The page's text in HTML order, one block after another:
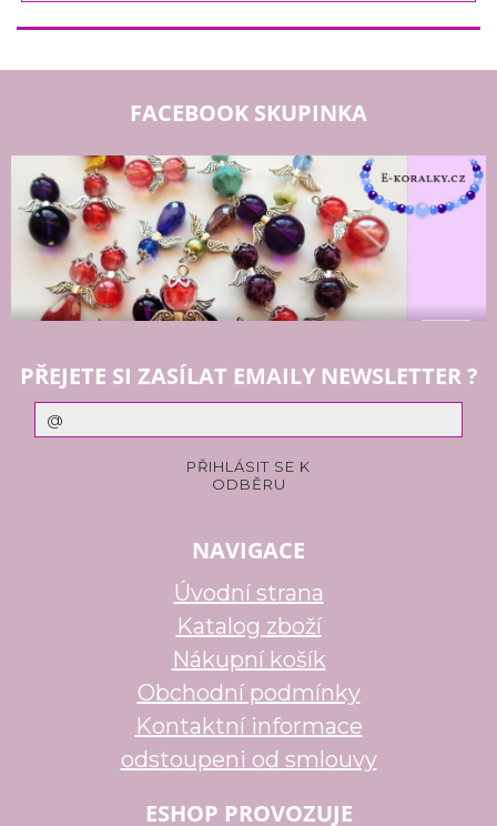
FACEBOOK SKUPINKA
PŘEJETE SI ZASÍLAT EMAILY NEWSLETTER ?
NAVIGACE
Úvodní strana
Katalog zboží
Nákupní košík
Obchodní podmínky
Kontaktní informace
odstoupeni od smlouvy
ESHOP PROVOZUJE